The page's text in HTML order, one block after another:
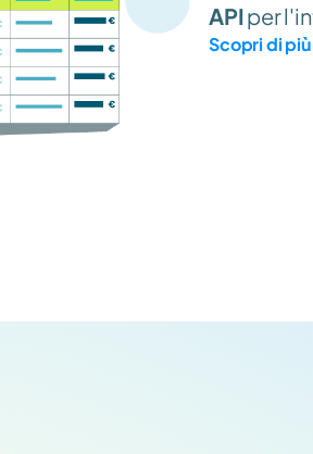
API per
Scopri di più